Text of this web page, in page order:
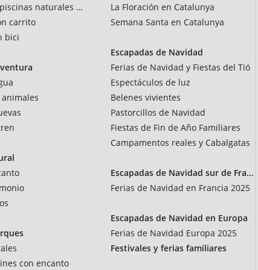
naturales y rios
carrito
bici
con encanto
La Floración en Catalunya
Semana Santa en Catalunya
Escapadas de Navidad
Ferias de Navidad y Fiestas del Tió
Espectáculos de luz
Belenes vivientes
Pastorcillos de Navidad
Fiestas de Fin de Año Familiares
Campamentos reales y Cabalgatas
Escapadas de Navidad sur de Francia
Ferias de Navidad en Francia 2025
Escapadas de Navidad en Europa
Ferias de Navidad Europa 2025
Festivales y ferias familiares